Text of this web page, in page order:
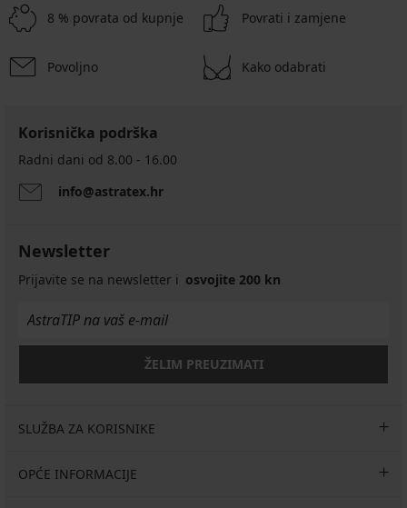
8 % povrata od kupnje Povrati i zamjene
Povoljno Kako odabrati
Korisnička podrška
Radni dani od 8.00 - 16.00
info@astratex.hr
Newsletter
Prijavite se na newsletter i osvojite 200 kn
ŽELIM PREUZIMATI
SLUŽBA ZA KORISNIKE
OPĆE INFORMACIJE